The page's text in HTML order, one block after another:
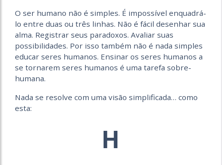
O ser humano não é simples. É impossível enquadrá-
lo entre duas ou três linhas. Não é fácil desenhar sua
alma. Registrar seus paradoxos. Avaliar suas
possibilidades. Por isso também não é nada simples
educar seres humanos. Ensinar os seres humanos a
se tornarem seres humanos é uma tarefa sobre-
humana.
Nada se resolve com uma visão simplificada… como
esta:
H